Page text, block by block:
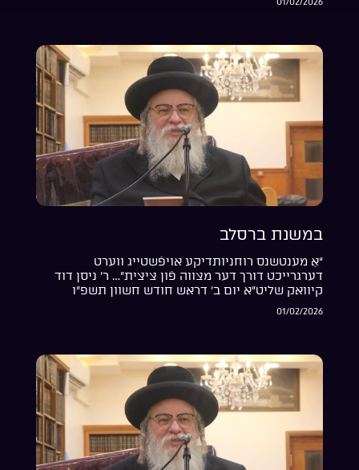
במשנת ברסלב
“אַ מענטשנס רוחניותדיקע אויפֿשטייג ווערט
דערגרייכט דורך דער מצווה פֿון ציצית”… ר’ ניסן דוד
קיוואק שליט”א יום ב’ דראש חודש חשוון תשפ”ו
01/02/2026